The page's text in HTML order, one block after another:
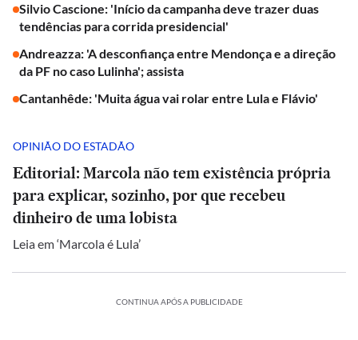
Silvio Cascione: 'Início da campanha deve trazer duas
tendências para corrida presidencial'
Andreazza: 'A desconfiança entre Mendonça e a direção
da PF no caso Lulinha'; assista
Cantanhêde: 'Muita água vai rolar entre Lula e Flávio'
OPINIÃO DO ESTADÃO
Editorial: Marcola não tem existência própria
para explicar, sozinho, por que recebeu
dinheiro de uma lobista
Leia em ‘Marcola é Lula’
CONTINUA APÓS A PUBLICIDADE